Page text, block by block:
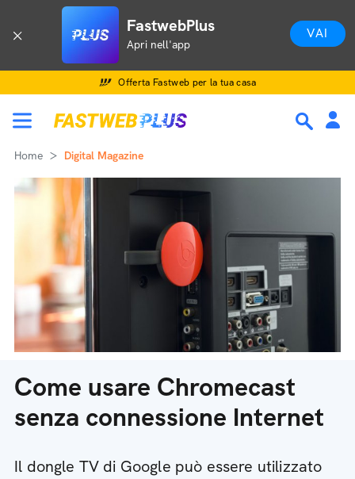
FastwebPlus
Apri nell'app
VAI
Offerta Fastweb per la tua casa
Home Digital Magazine
Come usare Chromecast
senza connessione Internet
Il dongle TV di Google può essere utilizzato